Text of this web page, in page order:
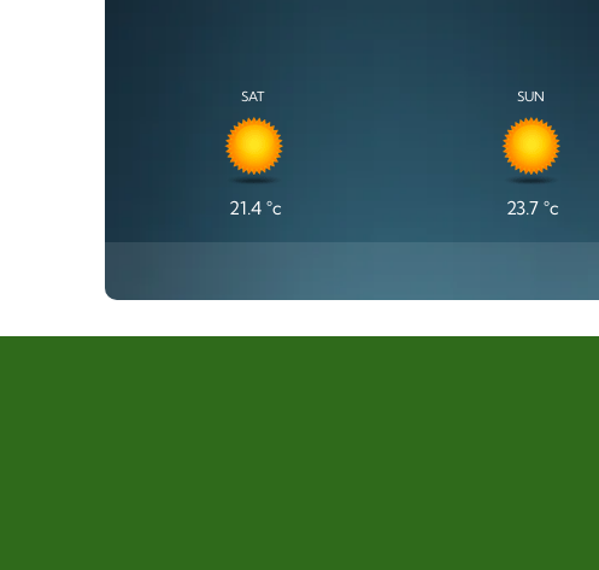
SAT
21.4 °c
SUN
23.7 °c